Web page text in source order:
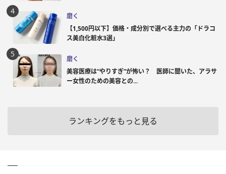
磨く
【1,500円以下】価格・成分別で選べる主力の「ドラコ
ス美白化粧水3選」
磨く
美容医療は“やりすぎ”が怖い？ 医師に聞いた、アラサ
ー女性のための美容との...
ランキングをもっと見る